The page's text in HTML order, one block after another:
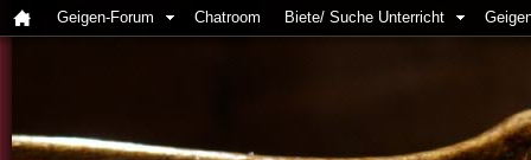
Geigen-Forum Chatroom Biete/ Suche Unterricht